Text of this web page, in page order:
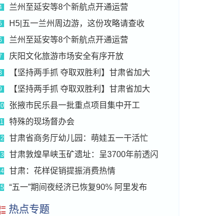
兰州至延安等8个新航点开通运营
H5|五一兰州周边游，这份攻略请查收
兰州至延安等8个新航点开通运营
庆阳文化旅游市场安全有序开放
【坚持两手抓 夺取双胜利】甘肃省加大
【坚持两手抓 夺取双胜利】甘肃省加大
张掖市民乐县一批重点项目集中开工
特殊的现场督办会
甘肃省商务厅幼儿园：萌娃五一干活忙
甘肃敦煌旱峡玉矿遗址：呈3700年前透闪
甘肃：花样促销提振消费热情
“五一”期间夜经济已恢复90% 阿里发布
热点专题